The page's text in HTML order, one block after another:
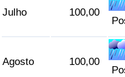
Julho 100,00
Agosto 100,00